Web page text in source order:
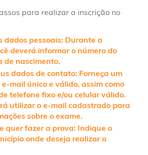
para realizar a inscrição no
dados pessoais: Durante a
deverá informar o número do
de nascimento.
dados de contato: Forneça um
mail único e válido, assim como
telefone fixo e/ou celular válido.
utilizar o e-mail cadastrado para
sobre o exame.
quer fazer a prova: Indique o
onde deseja realizar o